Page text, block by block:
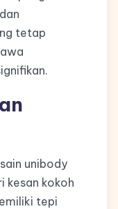
tetap
unibody
kesan kokoh
tepi